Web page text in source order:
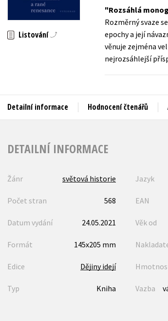
Beletrie pro děti
Beletrie pro dospělé
Jazyky
Kalendáře
Kariéra a
Komiks
Listování
Rozsáhlá
Rozměrný svaze
epochy a její
věnuje zejména
nejrozsáhlejší
Detailní informace Hodnocení čtenářů
DETAILNÍ INFORMACE
Žánr světová historie Jazyk
Počet stran 568 EAN
Datum vydání 24.05.2021 Věk od
Formát 145x205 mm
Edice Dějiny idejí
Typ Kniha Vazba